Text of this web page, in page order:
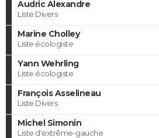
Audric Alexandre
Liste Divers
Marine Cholley
Liste écologiste
Yann Wehrling
Liste écologiste
François Asselineau
Liste Divers
Michel Simonin
Liste d'extrême-gauche